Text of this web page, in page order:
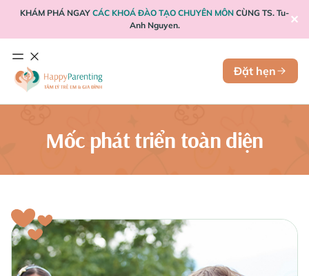
KHÁM PHÁ NGAY CÁC KHOÁ ĐÀO TẠO CHUYÊN MÔN CÙNG TS. Tu-
Anh Nguyen.
✕
Đặt hẹn
Mốc phát triển toàn diện